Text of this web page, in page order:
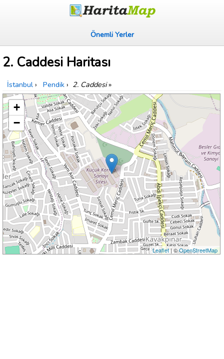
Önemli Yerler
2. Caddesi Haritası
İstanbul › Pendik › 2. Caddesi»
+
−
Leaflet| ©OpenStreetMap